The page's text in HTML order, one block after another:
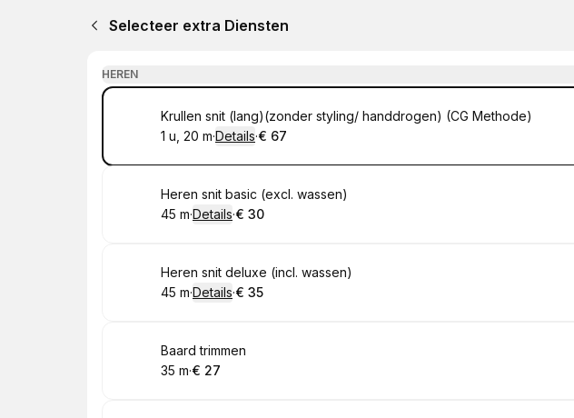
Selecteer extra Diensten
HEREN
Boek
Krullen snit (lang)(zonder styling/ handdrogen) (CG Methode)
. Duur:
1 u, 20 m·Details·
.Prijs:
€ 67
Boek
Heren snit basic (excl. wassen)
.Duur:
45 m·Details·
.Prijs:
€ 30
Boek
Heren snit deluxe (incl. wassen)
.Duur:
45 m·Details·
.Prijs:
€ 35
Boek
Baard trimmen
.Duur :
35 m·
.Prijs:
€ 27